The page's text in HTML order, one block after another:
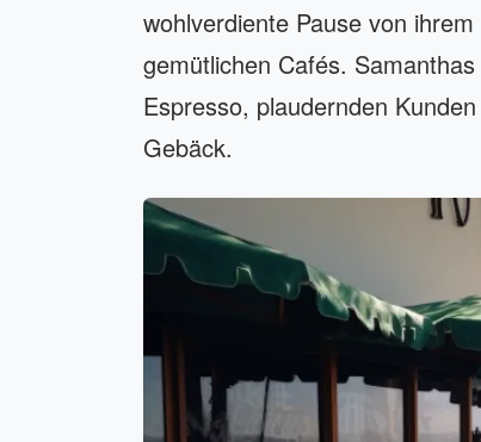
wohlverdiente Pause von
gemütlichen Cafés.
Espresso, plaudernden
Gebäck.